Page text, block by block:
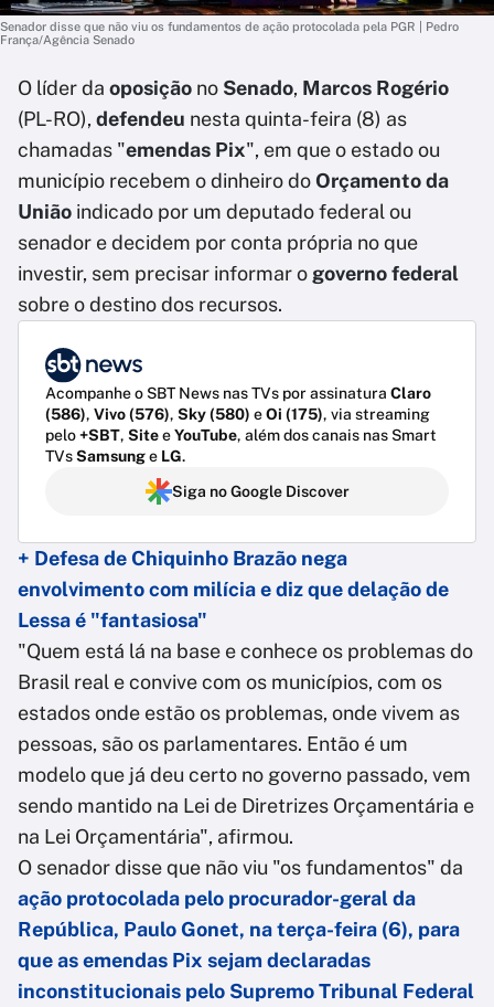
Senador disse que não viu os fundamentos de ação protocolada pela PGR | Pedro
França/Agência Senado
O líder da oposição no Senado, Marcos Rogério
(PL-RO), defendeu nesta quinta-feira (8) as
chamadas "emendas Pix", em que o estado ou
município recebem o dinheiro doOrçamento da
União indicado por um deputado federal ou
senador e decidem por conta própria no que
investir, sem precisar informar o governo federal
sobre o destino dos recursos.
Acompanhe o SBT News nas TVs por assinatura Claro
(586), Vivo (576), Sky (580) eOi (175), via streaming
pelo+SBT, SiteeYouTube, além dos canais nas Smart
TVsSamsunge LG.
Siga no Google Discover
+ Defesa de Chiquinho Brazão nega
envolvimento com milícia e diz que delação de
Lessa é "fantasiosa"
"Quem está lá na base e conhece os problemas do
Brasil real e convive com os municípios, com os
estados onde estão os problemas, onde vivem as
pessoas, são os parlamentares. Então é um
modelo que já deu certo no governo passado, vem
sendo mantido na Lei de Diretrizes Orçamentária e
na Lei Orçamentária", afirmou.
O senador disse que não viu "os fundamentos" da
ação protocolada pelo procurador-geral da
República, Paulo Gonet, na terça-feira (6), para
que as emendas Pix sejam declaradas
inconstitucionais pelo Supremo Tribunal Federal